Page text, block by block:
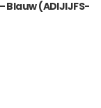
Blauw (ADIJIJFS-